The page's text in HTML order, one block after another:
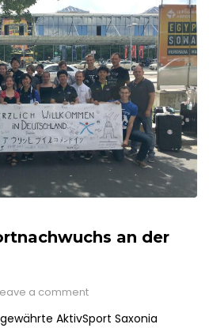
an der
a comment
AktivSport Saxonia